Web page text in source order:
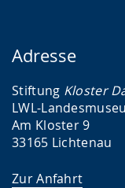
Adresse
Stiftung Kloster
LWL-
Am Kloster 9
33165 Lichtenau
Zur Anfahrt